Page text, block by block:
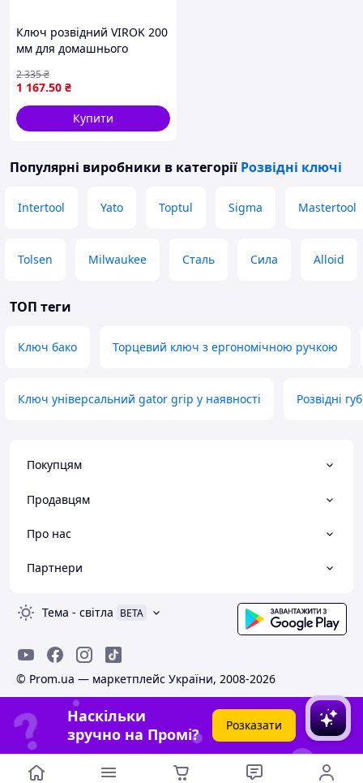
Ключ розвідний VIROK 200
мм для домашнього
максимальним захватом 39
мм
1 167.50 ₴
2 335₴
Купити
Популярні виробники в категорії Розвідні ключі
Intertool Yato Toptul Sigma Mastertool
Tolsen Milwaukee Сталь Сила Alloid
ТОП теги
Ключ бако Торцевий ключ з ергономічною ручкою
Ключ універсальний gator grip у наявності Розвідні
Покупцям
Продавцям
Про нас
Партнери
Тема - світла BETA
© Prom.ua — маркетплейс України, 2008-2026
Наскільки
зручно на Промі?
Розказати